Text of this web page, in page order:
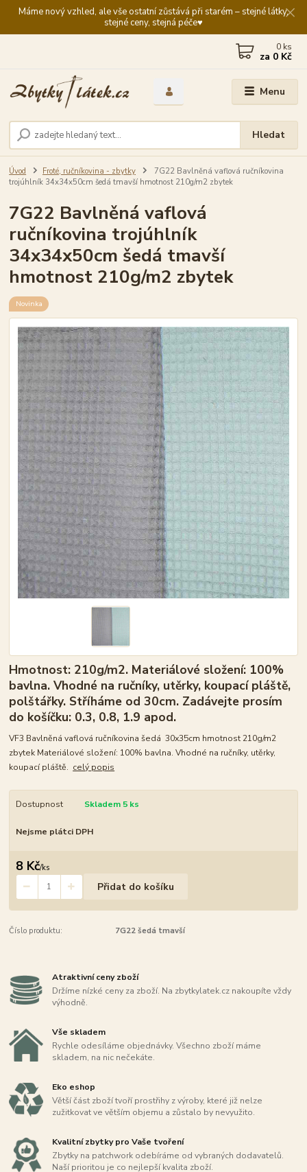
Máme nový vzhled, ale vše ostatní zůstává při starém – stejné látky,
stejné ceny, stejná péče♥️
Menu
Hledat
0 ks
za 0 Kč
Úvod Froté, ručníkovina - zbytky
7G22 Bavlněná vaflová ručníkovina
trojúhlník 34x34x50cm šedá tmavší hmotnost 210g/m2 zbytek
7G22 Bavlněná vaflová
ručníkovina trojúhlník
34x34x50cm šedá tmavší
hmotnost 210g/m2 zbytek
Novinka
Hmotnost: 210g/m2. Materiálové složení: 100%
bavlna. Vhodné na ručníky, utěrky, koupací pláště,
polštářky. Stříháme od 30cm. Zadávejte prosím
do košíčku: 0.3, 0.8, 1.9 apod.
VF3 Bavlněná vaflová ručníkovina šedá 30x35cm hmotnost 210g/m2
zbytek Materiálové složení: 100% bavlna. Vhodné na ručníky, utěrky,
koupací pláště. celý popis
Dostupnost Skladem 5 ks
Nejsme plátci DPH
8 Kč/ks
Přidat do košíku
Číslo produktu: 7G22 šedá tmavší
Atraktivní ceny zboží
Držíme nízké ceny za zboží. Na zbytkylatek.cz nakoupíte vždy
výhodně.
Vše skladem
Rychle odesíláme objednávky. Všechno zboží máme
skladem, na nic nečekáte.
Eko eshop
Větší část zboží tvoří prostřihy z výroby, které již nelze
zužitkovat ve větším objemu a zůstalo by nevyužito.
Kvalitní zbytky pro Vaše tvoření
Zbytky na patchwork odebíráme od vybraných dodavatelů.
Naší prioritou je co nejlepší kvalita zboží.